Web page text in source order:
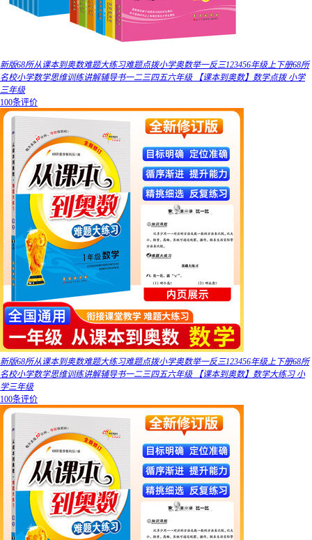
新版68所从课本到奥数难题大练习难题点拨小学奥数举一反三123456年级上下册68所
名校小学数学思维训练讲解辅导书一二三四五六年级 【课本到奥数】数学点拨 小学
三年级
100条评价
新版68所从课本到奥数难题大练习难题点拨小学奥数举一反三123456年级上下册68所
名校小学数学思维训练讲解辅导书一二三四五六年级 【课本到奥数】数学大练习 小
学三年级
100条评价